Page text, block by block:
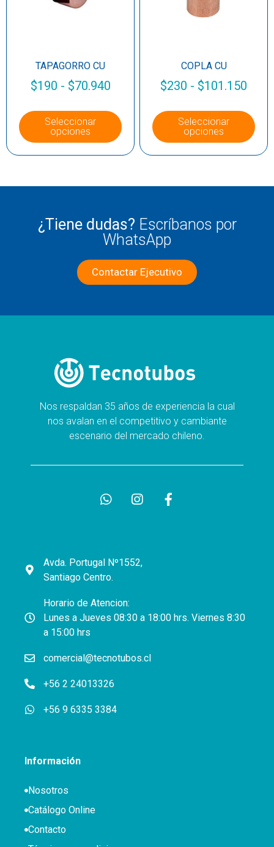
TAPAGORRO CU
$190 - $70.940
Seleccionar
opciones
COPLA CU
$230 - $101.150
Seleccionar
opciones
¿Tiene dudas? Escríbanos por
WhatsApp
Contactar Ejecutivo
Nos respaldan 35 años de experiencia la cual
nos avalan en el competitivo y cambiante
escenario del mercado chileno.
Avda. Portugal Nº1552,
Santiago Centro.
Horario de Atencion:
Lunes a Jueves 08:30 a 18:00 hrs. Viernes 8:30
a 15:00 hrs
comercial@tecnotubos.cl
+56 2 24013326
+56 9 6335 3384
Información
Nosotros
Catálogo Online
Contacto